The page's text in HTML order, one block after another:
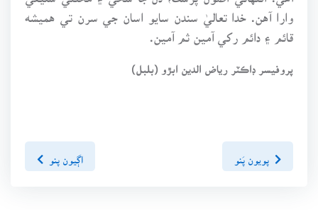
وارا آهن. خدا تعاليٰ سندن سايو اسان جي سرن تي هميشه
قائم ۽ دائم رکي آمين ثم آمين.
پروفيسر ڊاڪٽر رياض الدين ابڙو (بلبل)
اڳيون پنو